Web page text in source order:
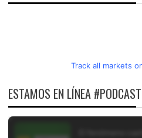
Track all markets
ESTAMOS EN LÍNEA #PODCAST